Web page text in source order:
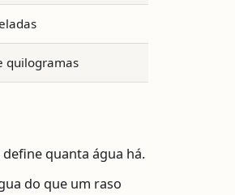
quilogramas
quanta água há.
do que um raso